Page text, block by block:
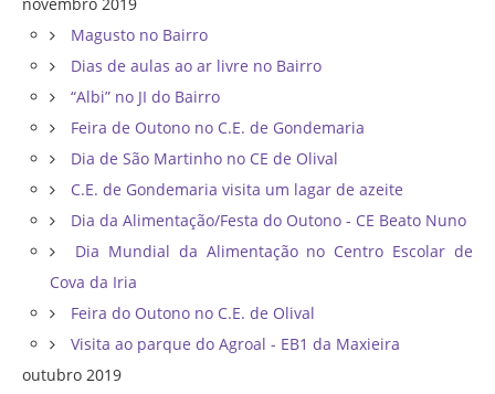
novembro 2019
Magusto no Bairro
Dias de aulas ao ar livre no Bairro
“Albi” no JI do Bairro
Feira de Outono no C.E. de Gondemaria
Dia de São Martinho no CE de Olival
C.E. de Gondemaria visita um lagar de azeite
Dia da Alimentação/Festa do Outono - CE Beato Nuno
Dia Mundial da Alimentação no Centro Escolar de
Cova da Iria
Feira do Outono no C.E. de Olival
Visita ao parque do Agroal - EB1 da Maxieira
outubro 2019